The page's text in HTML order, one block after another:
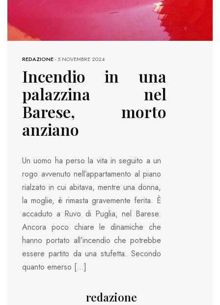
REDAZIONE-5 NOVEMBRE 2024
Incendio in una
palazzina nel
Barese, morto
anziano
Un uomo ha perso la vita in seguito a un
rogo avvenuto nell’appartamento al piano
rialzato in cui abitava, mentre una donna,
la moglie, è rimasta gravemente ferita. È
accaduto a Ruvo di Puglia, nel Barese.
Ancora poco chiare le dinamiche che
hanno portato all’incendio che potrebbe
essere partito da una stufetta. Secondo
quanto emerso […]
redazione